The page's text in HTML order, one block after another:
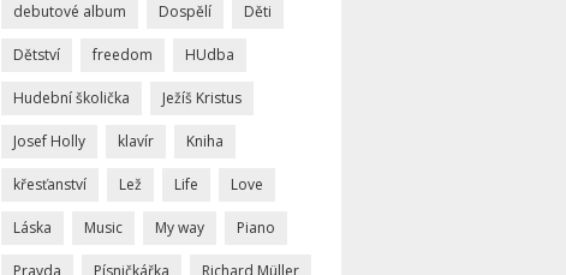
debutové album Dospělí Děti
Dětství freedom HUdba
Hudební školička Ježíš Kristus
Josef Holly klavír Kniha
křesťanství Lež Life Love
Láska Music My way Piano
Pravda Písničkářka Richard Müller